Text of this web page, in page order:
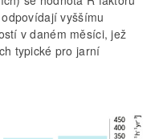
vyššímu
v daném měsíci, jež
typické pro jarní